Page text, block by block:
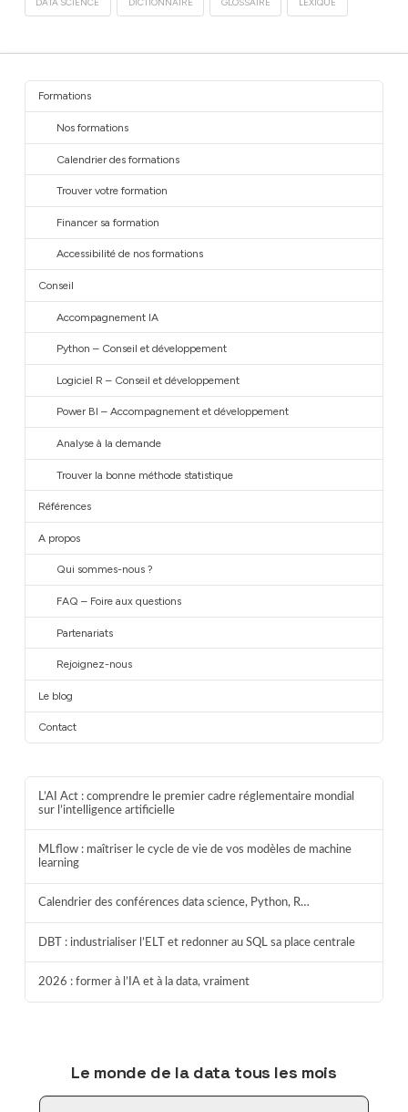
Formations
Nos formations
Calendrier des formations
Trouver votre formation
Financer sa formation
Accessibilité de nos formations
Conseil
Accompagnement IA
Python – Conseil et développement
Logiciel R – Conseil et développement
Power BI – Accompagnement et développement
Analyse à la demande
Trouver la bonne méthode statistique
Références
A propos
Qui sommes-nous ?
FAQ – Foire aux questions
Partenariats
Rejoignez-nous
Le blog
Contact
L’AI Act : comprendre le premier cadre réglementaire mondial
sur l’intelligence artificielle
MLflow : maîtriser le cycle de vie de vos modèles de machine
learning
Calendrier des conférences data science, Python, R…
DBT : industrialiser l’ELT et redonner au SQL sa place centrale
2026 : former à l’IA et à la data, vraiment
Le monde de la data tous les mois